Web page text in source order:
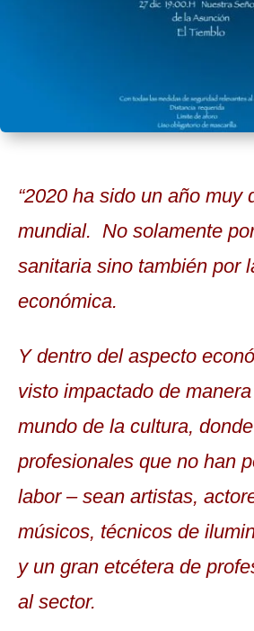
“2020 ha sido un año muy
mundial. No solamente
sanitaria sino también por
económica.
Y dentro del aspecto
visto impactado de
mundo de la cultura,
profesionales que no han
labor – sean artistas,
músicos, técnicos de
y un gran etcétera de
al sector.